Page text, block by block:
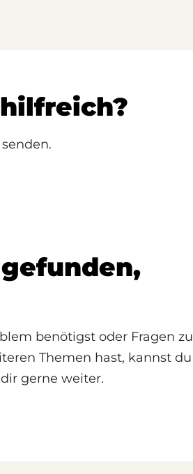
benötigst oder Fragen zu
Themen hast, kannst du
gerne weiter.